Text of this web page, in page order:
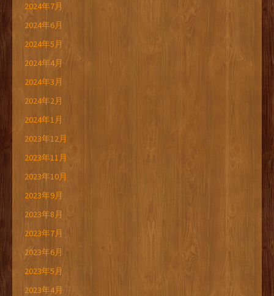
2024年7月
2024年6月
2024年5月
2024年4月
2024年3月
2024年2月
2024年1月
2023年12月
2023年11月
2023年10月
2023年9月
2023年8月
2023年7月
2023年6月
2023年5月
2023年4月